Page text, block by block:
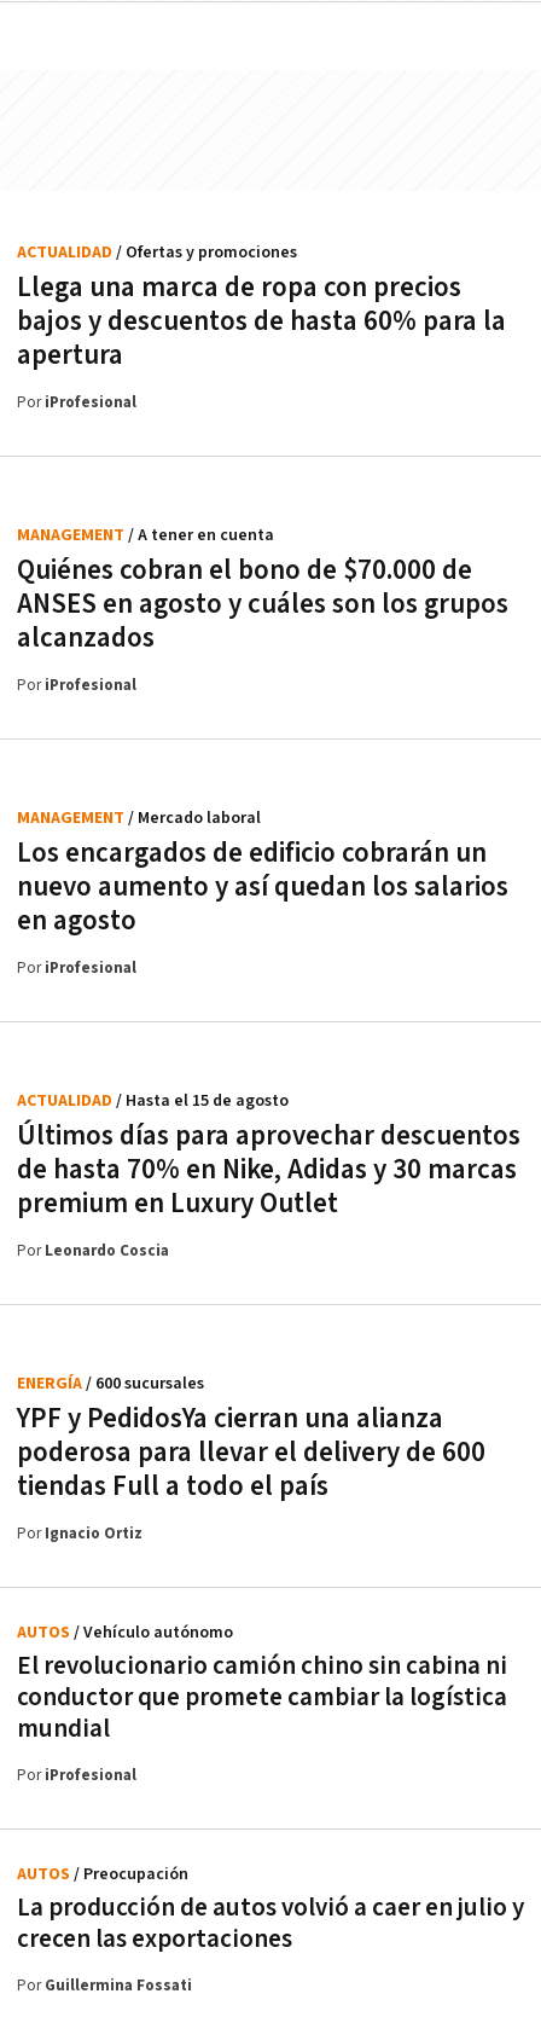
Llega una marca de ropa con precios
bajos y descuentos de hasta 60% para la
apertura
ACTUALIDAD / Ofertas y promociones
PoriProfesional
Quiénes cobran el bono de $70.000 de
ANSES en agosto y cuáles son los grupos
alcanzados
MANAGEMENT / A tener en cuenta
PoriProfesional
Los encargados de edificio cobrarán un
nuevo aumento y así quedan los salarios
en agosto
MANAGEMENT / Mercado laboral
PoriProfesional
Últimos días para aprovechar descuentos
de hasta 70% en Nike, Adidas y 30 marcas
premium en Luxury Outlet
ACTUALIDAD / Hasta el 15 de agosto
PorLeonardo Coscia
YPF y PedidosYa cierran una alianza
poderosa para llevar el delivery de 600
tiendas Full a todo el país
ENERGÍA/ 600 sucursales
PorIgnacio Ortiz
El revolucionario camión chino sin cabina ni
conductor que promete cambiar la logística
mundial
AUTOS / Vehículo autónomo
PoriProfesional
La producción de autos volvió a caer en julio y
crecen las exportaciones
AUTOS / Preocupación
PorGuillermina Fossati